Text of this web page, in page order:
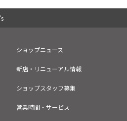
ショップニュース
新店・リニューアル情報
ショップスタッフ募集
営業時間・サービス